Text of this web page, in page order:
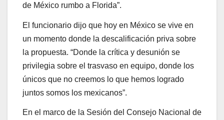
de México rumbo a Florida”.
El funcionario dijo que hoy en México se vive en
un momento donde la descalificación priva sobre
la propuesta. “Donde la crítica y desunión se
privilegia sobre el trasvaso en equipo, donde los
únicos que no creemos lo que hemos logrado
juntos somos los mexicanos”.
En el marco de la Sesión del Consejo Nacional de